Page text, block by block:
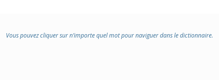
Vous pouvez cliquer sur n’importe quel mot pour naviguer dans le dictionnaire.